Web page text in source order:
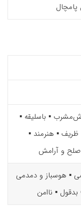
▪️ باسلیقه ▪️
▪️ هنرمند ▪️
صلح و آرامش
▪️ هوسباز و دمدمی
▪️ ناامن